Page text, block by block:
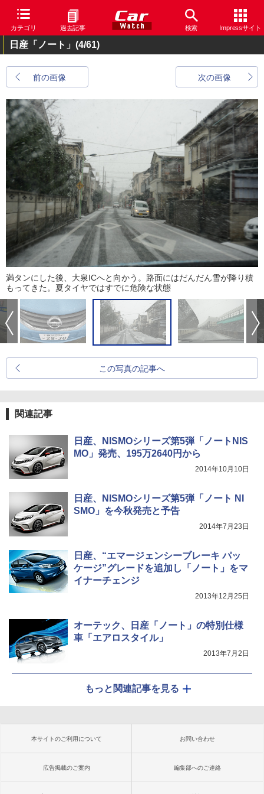
カテゴリ 過去記事 検索 Impressサイト
日産「ノート」 (4/61)
前の画像 次の画像
満タンにした後、大泉ICへと向かう。路面にはだんだん雪が降り積
もってきた。夏タイヤではすでに危険な状態
この写真の記事へ
関連記事
日産、NISMOシリーズ第5弾「ノートNIS
MO」発売、195万2640円から
2014年10月10日
日産、NISMOシリーズ第5弾「ノート NI
SMO」を今秋発売と予告
2014年7月23日
日産、“エマージェンシーブレーキ パッ
ケージ”グレードを追加し「ノート」をマ
イナーチェンジ
2013年12月25日
オーテック、日産「ノート」の特別仕様
車「エアロスタイル」
2013年7月2日
もっと関連記事を見る
本サイトのご利用について お問い合わせ
広告掲載のご案内 編集部へのご連絡